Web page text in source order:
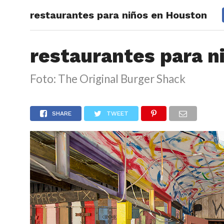
restaurantes para niños en Houston
restaurantes para
Foto: The Original Burger Shack
SHARE TWEET